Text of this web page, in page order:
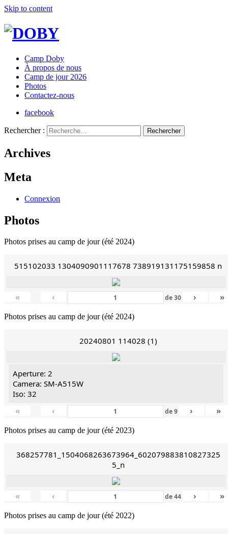
Skip to content
Camp Doby
À propos de nous
Camp de jour 2026
Photos
Contactez-nous
facebook
Rechercher :
Archives
Meta
Connexion
Photos
Photos prises au camp de jour (été 2024)
515102033 1304090901117678 738919131175159858 n
« ‹ de30 › »
Photos prises au camp de jour (été 2024)
20240801 114028 (1)
Aperture: 2
Camera: SM-A515W
Iso: 32
«
‹ de9 › »
Photos prises au camp de jour (été 2023)
368257781_1504068263673964_602079883810827325
5_n
« ‹ de44 › »
Photos prises au camp de jour (été 2022)